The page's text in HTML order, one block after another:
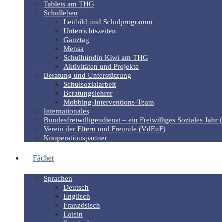
Tablets am THG
Schulleben
Leitbild und Schulprogramm
Unterrichtszeiten
Ganztag
Mensa
Schulhündin Kiwi am THG
Aktivitäten und Projekte
Beratung und Unterstützung
Schulsozialarbeit
Beratungslehrer
Mobbing-Interventions-Team
Internationales
Bundesfreiwilligendienst – ein Freiwilliges Soziales Jahr
Verein der Eltern und Freunde (VdEuF)
Kooperationspartner
Fächer
Sprachen
Deutsch
Englisch
Französisch
Latein